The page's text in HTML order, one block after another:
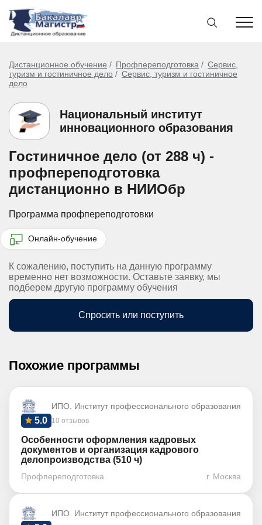
Дистанционное обучение Профпереподготовка
Сервис,
туризм и гостиничное дело
Сервис, туризм и гостиничное
дело
Национальный институт
инновационного образования
Гостиничное дело (от 288 ч) -
профпереподготовка
дистанционно в НИИОбр
Программа профпереподготовки
Онлайн-обучение
К сожалению, поступить на данную программу
временно нет возможности. Оставьте заявку, мы
подберем другую программу обучения
Спросить или поступить
Похожие программы
ИПО. Институт профессионального образования
10 отзывов
5.0
Особенности оформления кадровых
документов и организация кадрового
делопроизводства (510 ч)
Профпереподготовка г. Москва
ИПО. Институт профессионального образования